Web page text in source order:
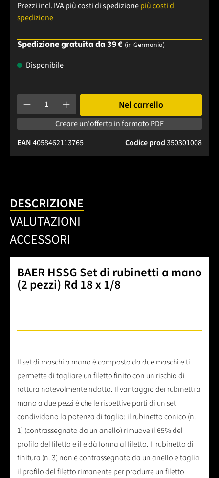
Prezzi incl. IVA più costi di spedizionepiù costi di
spedizione
Spedizione gratuita da 39 € (in Germania)
Disponibile
Quantità del prodotto: inserisci la quantità desiderata o
Nel carrello
Creare un'offerta in formato PDF
Codice prod350301008
EAN4058462113765
DESCRIZIONE
VALUTAZIONI
ACCESSORI
BAER HSSG Set di rubinetti a mano
(2 pezzi) Rd 18 x 1/8
Il set di maschi a mano è composto da due maschi e ti
permette di tagliare un filetto finito con un rischio di
rottura notevolmente ridotto. Il vantaggio dei rubinetti a
mano a due pezzi è che le rispettive parti di un set
condividono la potenza di taglio: il rubinetto conico (n.
1) (contrassegnato da un anello) rimuove il 65% del
profilo del filetto e il e dà forma al filetto. Il rubinetto di
finitura (n. 3) non è contrassegnato da un anello e taglia
il profilo del filetto rimanente per produrre un filetto